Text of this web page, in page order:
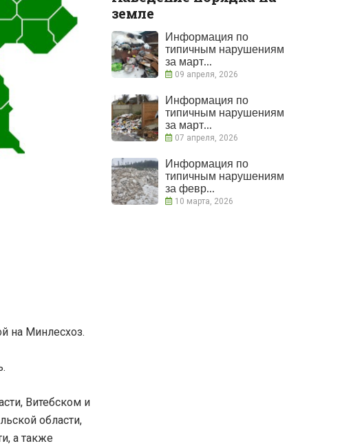
на Минлесхоз.
Витебском и
области,
а также
земле
Информация по
типичным нарушениям
за март...
09 апреля, 2026
Информация по
типичным нарушениям
за март...
07 апреля, 2026
Информация по
типичным нарушениям
за февр...
10 марта, 2026